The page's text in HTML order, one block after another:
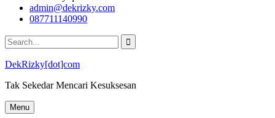
admin@dekrizky.com
087711140990
Search
for:
DekRizky[dot]com
Tak Sekedar Mencari Kesuksesan
Menu